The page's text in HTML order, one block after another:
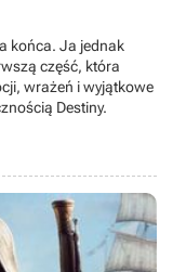
końca. Ja jednak
część, która
wrażeń i wyjątkowe
Destiny.